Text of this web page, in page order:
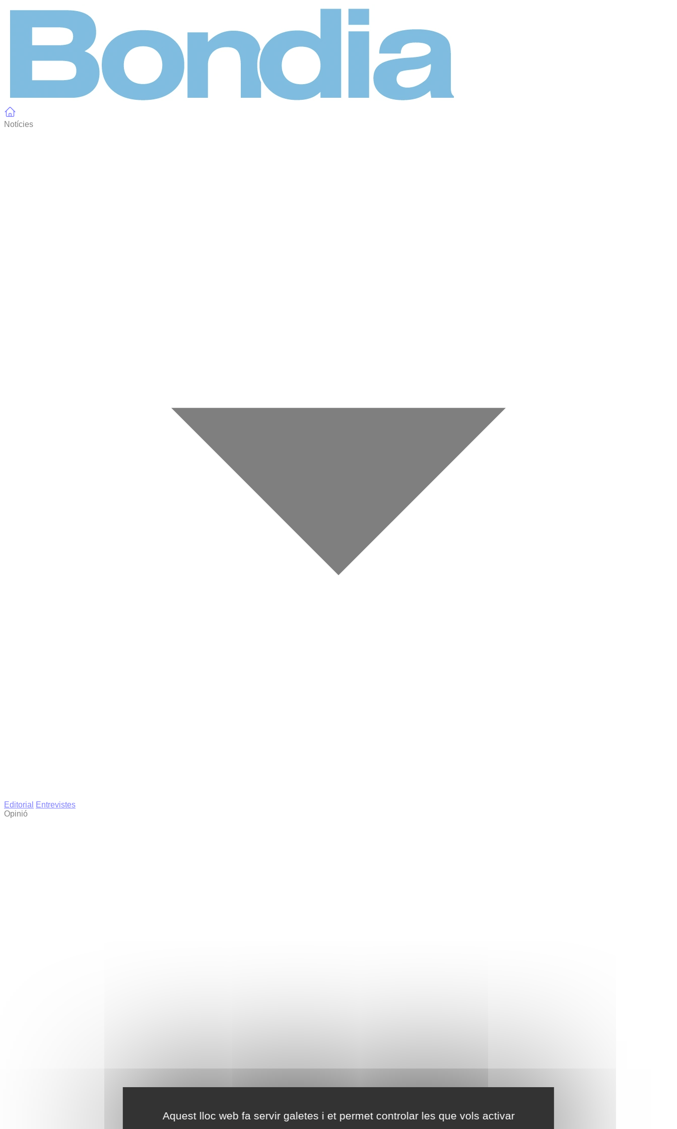
Aquest lloc web fa servir galetes i et permet controlar les que vols activar
Notícies
Editorial
Entrevistes
Opinió